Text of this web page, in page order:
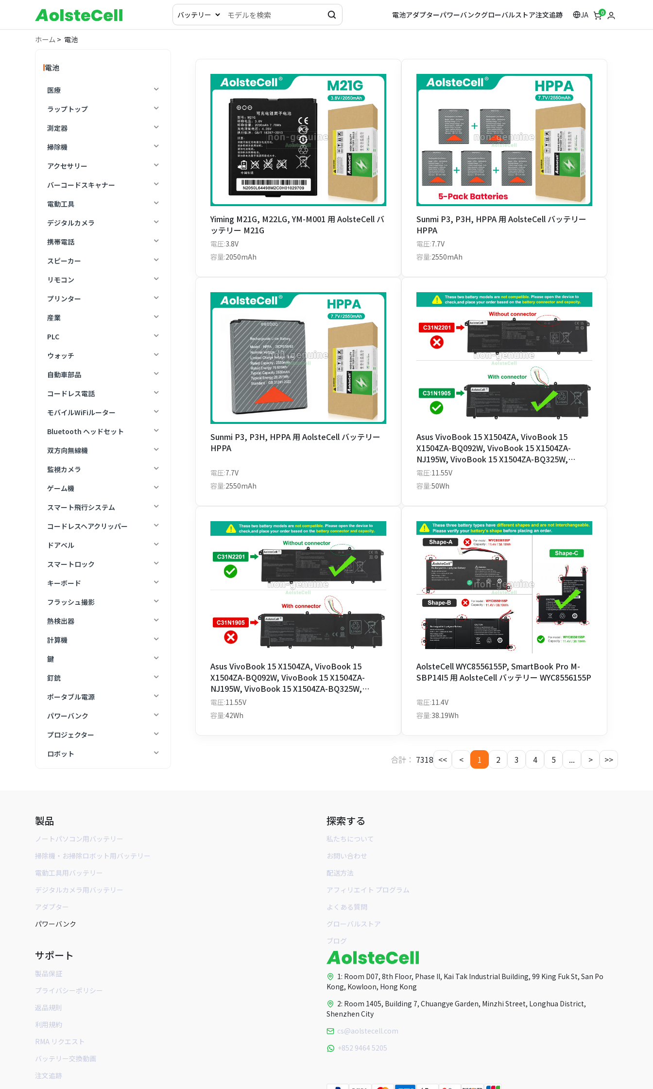
電池アダプターパワーバンクグローバルストア注文追跡 JA 0
ホーム > 電池
電池
医療
ラップトップ
測定器
掃除機
アクセサリー
バーコードスキャナー
電動工具
デジタルカメラ
携帯電話
スピーカー
リモコン
プリンター
産業
PLC
ウォッチ
自動車部品
コードレス電話
モバイルWiFiルーター
Bluetooth ヘッドセット
双方向無線機
監視カメラ
ゲーム機
スマート飛行システム
コードレスヘアクリッパー
ドアベル
スマートロック
キーボード
フラッシュ撮影
熱検出器
計算機
鍵
釘銃
ポータブル電源
パワーバンク
プロジェクター
ロボット
Yiming M21G, M22LG, YM-M001 用 AolsteCell バ
ッテリー M21G
電圧:3.8V
容量:2050mAh
Sunmi P3, P3H, HPPA 用 AolsteCell バッテリー
HPPA
電圧:7.7V
容量:2550mAh
Sunmi P3, P3H, HPPA 用 AolsteCell バッテリー
HPPA
電圧:7.7V
容量:2550mAh
Asus VivoBook 15 X1504ZA, VivoBook 15
X1504ZA-BQ092W, VivoBook 15 X1504ZA-
NJ195W, VivoBook 15 X1504ZA-BQ325W,
VivoBook 15 X1504ZA-NJ1065W-BE 用
AolsteCell バッテリー C31N2201-T1
電圧:11.55V
容量:50Wh
Asus VivoBook 15 X1504ZA, VivoBook 15
X1504ZA-BQ092W, VivoBook 15 X1504ZA-
NJ195W, VivoBook 15 X1504ZA-BQ325W,
VivoBook 15 X1504ZA-NJ1065W-BE 用
AolsteCell バッテリー C31N2201-T1
電圧:11.55V
容量:42Wh
AolsteCell WYC8556155P, SmartBook Pro M-
SBP14I5 用 AolsteCell バッテリー WYC8556155P
電圧:11.4V
容量:38.19Wh
合計： 7318 << < 1 2 3 4 5 ... > >>
製品
ノートパソコン用バッテリー
掃除機・お掃除ロボット用バッテリー
電動工具用バッテリー
デジタルカメラ用バッテリー
アダプター
パワーバンク
探索する
私たちについて
お問い合わせ
配送方法
アフィリエイト プログラム
よくある質問
グローバルストア
ブログ
サポート
製品保証
プライバシーポリシー
返品規則
利用規約
RMA リクエスト
バッテリー交換動画
注文追跡
1: Room D07, 8th Floor, Phase II, Kai Tak Industrial Building, 99 King Fuk St, San Po
Kong, Kowloon, Hong Kong
2: Room 1405, Building 7, Chuangye Garden, Minzhi Street, Longhua District,
Shenzhen City
cs@aolstecell.com
+852 9464 5205